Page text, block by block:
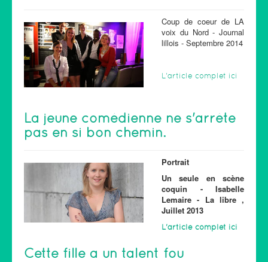
Coup de coeur de LA
voix du Nord - Journal
lillois - Septembre 2014
L'article complet ici
La jeune comédienne ne s'arrête
pas en si bon chemin.
Portrait
Un seule en scène
coquin - Isabelle
Lemaire - La libre ,
Juillet 2013
L'article complet ici
Cette fille a un talent fou